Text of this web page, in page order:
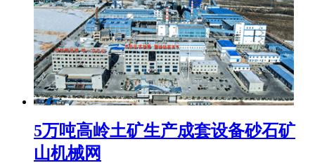
5万吨高岭土矿生产成套设备砂石矿
山机械网